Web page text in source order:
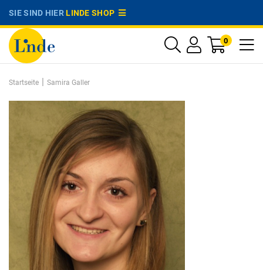
SIE SIND HIERLINDE SHOP
0
Startseite | Samira Galler